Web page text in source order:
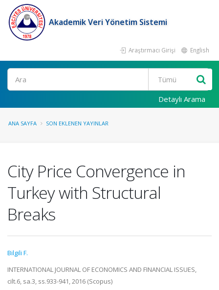
Akademik Veri Yönetim Sistemi
Araştırmacı Girişi English
Ara
Detaylı Arama
ANA SAYFA SON EKLENEN YAYINLAR
City Price Convergence in
Turkey with Structural
Breaks
Bilgili F.
INTERNATIONAL JOURNAL OF ECONOMICS AND FINANCIAL ISSUES,
cilt.6, sa.3, ss.933-941, 2016 (Scopus)